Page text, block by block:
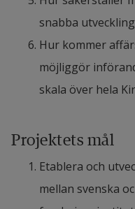
development to the
and guides and
the fuel cell vehicle
The hydrogen
2030. Hydrogen
Exploring
snabba
Hur kommer
möjliggör
skala över hela
Projektets mål
Etablera och
mellan svenska